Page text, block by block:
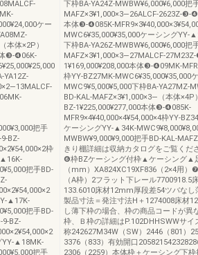
ケー
本体×2P）
❸-❹06K-
YA12Z-
把手
BZ-
枠
▲16K-
把手BD-
▲17K-
把手BD-
BZ-
YY-▲18MK-
把手
下枠BA-YA24Z-MWBW¥6,000¥6,000把
MAFZ×3¥1,000×3―26ALCF-2623Z-❸-
本体❸-❹085K-
MWC6¥35,000¥35,000ケーシングYY-
下枠BA-YA26Z-MWBW¥6,000¥6,000把
MAFZ×3¥1,000×3―27MALCF-
1¥169,000¥208,000本体❸-❹09MK-
枠YY-BZ27MK-MWC6¥35,000¥35,000
MWC9¥5,000¥5,000下枠BA-YA27MZ-
BD-KAL-MAFZ×3¥1,000×3―（本体
BZ-1¥225,000¥277,000本体❸-❹085K-
MFR9×4¥40,000×4¥54,000×4枠YY-
ケーシングYY-▲34K-
MWBW¥9,000¥9,000把手BD-KAL-
きり棚詳細は収納カタログをご覧くだ
❻枠BZケーシング付枠▲ケーシング▲
（mm）XA824XC19XF836（2×4用）
（A枠）2フラット下レール7700918.5
133.6010床材12mm厚段差54ツバなし
製品寸法＝発注寸法H＋1274008床材
し薄下枠の場合、枠の商品コードが異
枠、Ｂ枠の詳細はP.102DHHSWWサ
称242627M34W（SW）2446（801）
3376（833）有効開口
2306（2259）本体枠＋ケーシング下